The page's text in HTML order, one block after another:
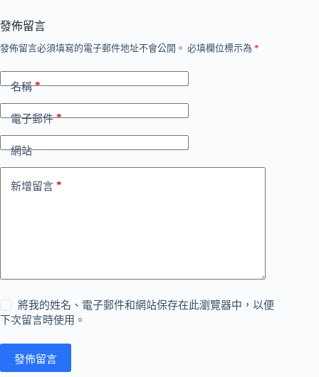
發佈留言
發佈留言必須填寫的電子郵件地址不會公開。 必填欄位標示為 *
名稱*
電子郵件*
網站
新增留言 *
將我的姓名、電子郵件和網站保存在此瀏覽器中，以便
下次留言時使用。
發佈留言